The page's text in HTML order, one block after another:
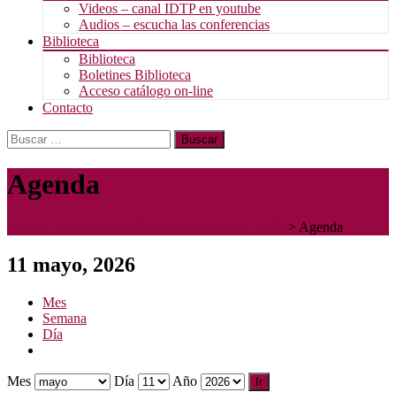
Videos – canal IDTP en youtube
Audios – escucha las conferencias
Biblioteca
Biblioteca
Boletines Biblioteca
Acceso catálogo on-line
Contacto
Buscar:
Agenda
> Agenda
11 mayo, 2026
Mes
Semana
Día
Mes Día Año